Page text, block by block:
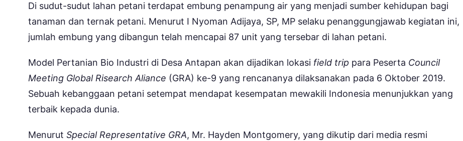
Di sudut-sudut lahan petani terdapat embung penampung air yang menjadi sumber kehidupan bagi
tanaman dan ternak petani. Menurut I Nyoman Adijaya, SP, MP selaku penanggungjawab kegiatan ini,
jumlah embung yang dibangun telah mencapai 87 unit yang tersebar di lahan petani.
Model Pertanian Bio Industri di Desa Antapan akan dijadikan lokasi field trip para Peserta Council
Meeting Global Risearch Aliance (GRA) ke-9 yang rencananya dilaksanakan pada 6 Oktober 2019.
Sebuah kebanggaan petani setempat mendapat kesempatan mewakili Indonesia menunjukkan yang
terbaik kepada dunia.
Menurut Special Representative GRA, Mr. Hayden Montgomery, yang dikutip dari media resmi